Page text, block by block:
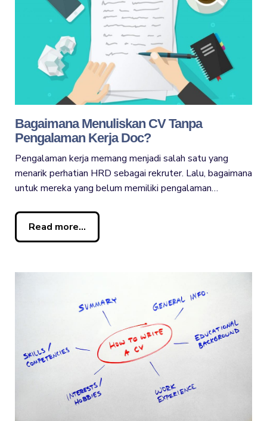
Bagaimana Menuliskan CV Tanpa
Pengalaman Kerja Doc?
Pengalaman kerja memang menjadi salah satu yang
menarik perhatian HRD sebagai rekruter. Lalu, bagaimana
untuk mereka yang belum memiliki pengalaman…
Read more...